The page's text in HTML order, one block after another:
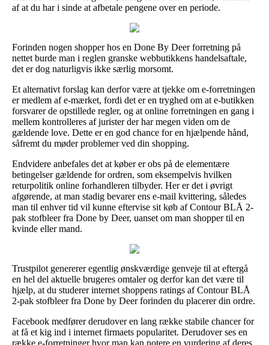
af at du har i sinde at afbetale pengene over en periode.
Forinden nogen shopper hos en Done By Deer forretning på
nettet burde man i reglen granske webbutikkens handelsaftale,
det er dog naturligvis ikke særlig morsomt.
Et alternativt forslag kan derfor være at tjekke om e-forretningen
er medlem af e-mærket, fordi det er en tryghed om at e-butikken
forsvarer de opstillede regler, og at online forretningen en gang i
mellem kontrolleres af jurister der har megen viden om de
gældende love. Dette er en god chance for en hjælpende hånd,
såfremt du møder problemer ved din shopping.
Endvidere anbefales det at køber er obs på de elementære
betingelser gældende for ordren, som eksempelvis hvilken
returpolitik online forhandleren tilbyder. Her er det i øvrigt
afgørende, at man stadig bevarer ens e-mail kvittering, således
man til enhver tid vil kunne eftervise sit køb af Contour BLÅ 2-
pak stofbleer fra Done by Deer, uanset om man shopper til en
kvinde eller mand.
Trustpilot genererer egentlig ønskværdige genveje til at eftergå
en hel del aktuelle brugeres omtaler og derfor kan det være til
hjælp, at du studerer internet shoppens ratings af Contour BLÅ
2-pak stofbleer fra Done by Deer forinden du placerer din ordre.
Facebook medfører derudover en lang række stabile chancer for
at få et kig ind i internet firmaets popularitet. Derudover ses en
række e-forretninger hvor man kan notere en vurdering af deres